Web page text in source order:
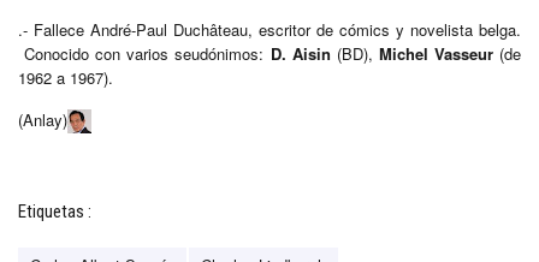
.- Fallece André-Paul Duchâteau, escritor de cómics y novelista belga.
Conocido con varios seudónimos: D. Aisin (BD), Michel Vasseur(de
1962 a 1967).
(Anlay)
Etiquetas :